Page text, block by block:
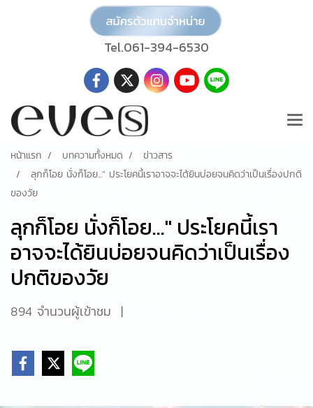
Tel.061-394-6530
หน้าแรก บทความทั้งหมด
ข่าวสาร
ลุกก็โอย นั่งก็โอย..." ประโยคนี้เราอาจจะได้ยินบ่อยจนคิดว่าเป็นเรื่องปกติ
ของวัย
ลุกก็โอย นั่งก็โอย..." ประโยคนี้เรา
อาจจะได้ยินบ่อยจนคิดว่าเป็นเรื่อง
ปกติของวัย
894 จำนวนผู้เข้าชม |